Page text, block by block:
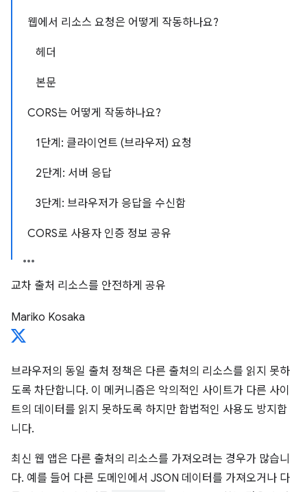
웹에서 리소스 요청은 어떻게 작동하나요?
헤더
본문
CORS는 어떻게 작동하나요?
1단계: 클라이언트 (브라우저) 요청
2단계: 서버 응답
3단계: 브라우저가 응답을 수신함
CORS로 사용자 인증 정보 공유
교차 출처 리소스를 안전하게 공유
Mariko Kosaka
브라우저의 동일 출처 정책은 다른 출처의 리소스를 읽지 못하
도록 차단합니다. 이 메커니즘은 악의적인 사이트가 다른 사이
트의 데이터를 읽지 못하도록 하지만 합법적인 사용도 방지합
니다.
최신 웹 앱은 다른 출처의 리소스를 가져오려는 경우가 많습니
다. 예를 들어 다른 도메인에서 JSON 데이터를 가져오거나 다